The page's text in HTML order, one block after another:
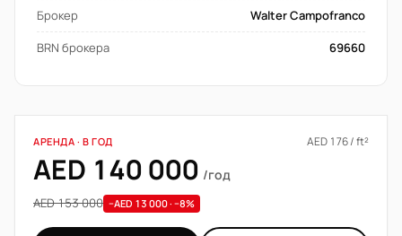
Брокер
Walter Campofranco
BRN брокера
69660
АРЕНДА · В ГОД AED 176 / ft²
AED 140 000 /год
AED 153 000 −AED 13 000 · −8%